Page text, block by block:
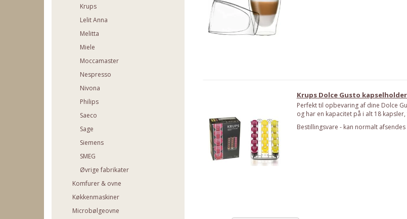
Krups
Lelit Anna
Melitta
Miele
Moccamaster
Nespresso
Nivona
Philips
Saeco
Sage
Siemens
SMEG
Øvrige fabrikater
Komfurer & ovne
Køkkenmaskiner
Microbølgeovne
Krups Dolce Gusto
Perfekt til opbevaring af dine Dolce
og har en kapacitet på i alt 18
Bestillingsvare - kan normalt